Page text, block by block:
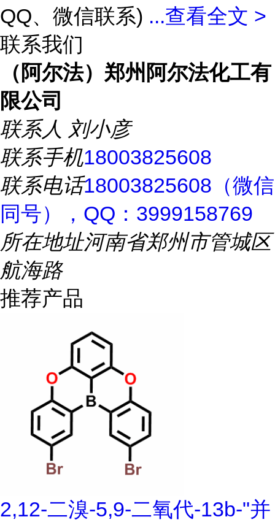
QQ、微信联系) ...查看全文 >
联系我们
（阿尔法）郑州阿尔法化工有
限公司
联系人 刘小彦
联系手机18003825608
联系电话18003825608（微信
同号），QQ：3999158769
所在地址河南省郑州市管城区
航海路
推荐产品
2,12-二溴-5,9-二氧代-13b-"并